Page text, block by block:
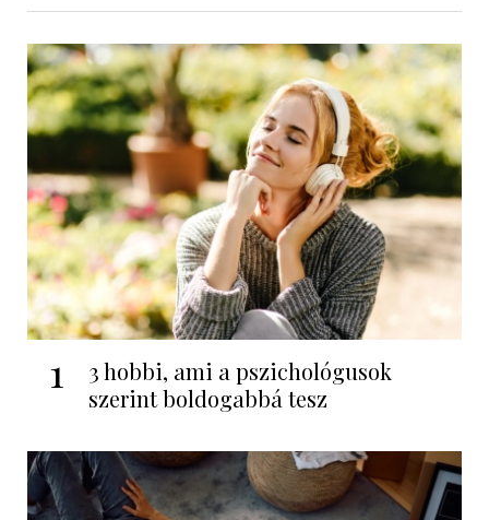
1
3 hobbi, ami a pszichológusok
szerint boldogabbá tesz